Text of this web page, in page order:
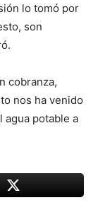
lo tomó por
son
cobranza,
nos ha venido
agua potable a